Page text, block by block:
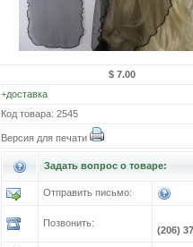
$ 7.00
+доставка
Код товара: 2545
Версия для печати
Задать вопрос о товаре:
Отправить письмо:
Позвонить:
(206)